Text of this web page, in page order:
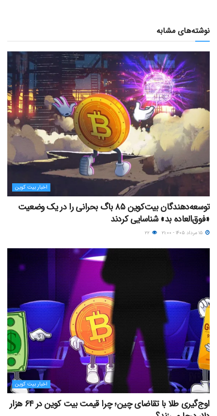
نوشته‌های مشابه
اخبار بیت کوین
توسعه‌دهندگان بیت‌کوین ۸۵ باگ بحرانی را در یک وضعیت
«فوق‌العاده بد» شناسایی کردند
اخبار بیت کوین
اوج‌گیری طلا با تقاضای چین؛ چرا قیمت بیت کوین در ۶۴ هزار